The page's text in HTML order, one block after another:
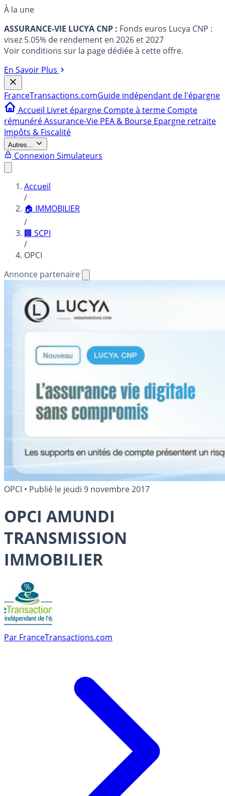
À la une
ASSURANCE-VIE LUCYA CNP : Fonds euros Lucya CNP :
visez 5.05% de rendement en 2026 et 2027
Voir conditions sur la page dédiée à cette offre.
En Savoir Plus
FranceTransactions.comGuide indépendant de l'épargne
Accueil Livret épargne Compte à terme Compte
rémunéréAssurance-Vie PEA & Bourse Epargne retraite
Impôts & Fiscalité
Autres...
Connexion Simulateurs
Accueil
/
🏠 IMMOBILIER
/
🏢 SCPI
/
OPCI
Annonce partenaire
OPCI • Publié le jeudi 9 novembre 2017
OPCI AMUNDI
TRANSMISSION
IMMOBILIER
Par FranceTransactions.com